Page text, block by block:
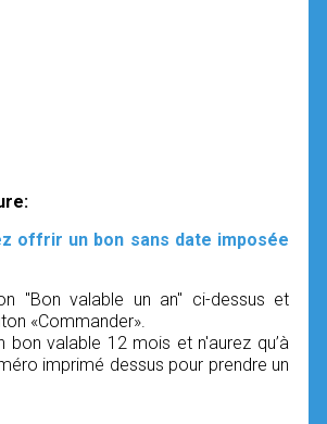
offrir un bon sans date imposée
"Bon valable un an" ci-dessus et
«Commander».
bon valable 12 mois et n'aurez qu’à
imprimé dessus pour prendre un